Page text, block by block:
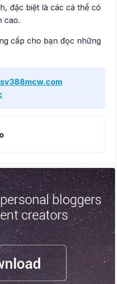
đặc biệt là các cá thể có
cao.
cấp cho bạn đọc những